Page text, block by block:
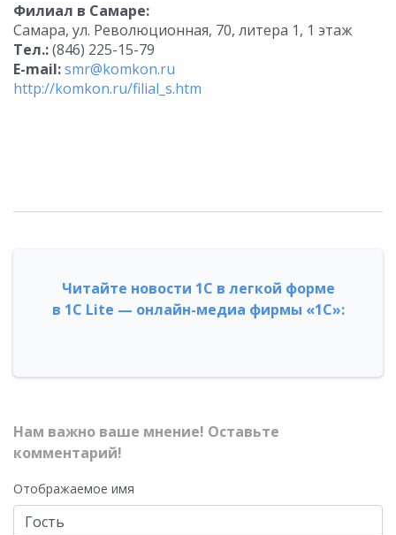
Филиал в Самаре:
Самара, ул. Революционная, 70, литера 1, 1 этаж
Тел.:(846) 225-15-79
E-mail:smr@komkon.ru
http://komkon.ru/filial_s.htm
Читайте новости 1С в легкой форме
в 1С Lite — онлайн-медиа фирмы «1С»:
Нам важно ваше мнение! Оставьте
комментарий!
Отображаемое имя